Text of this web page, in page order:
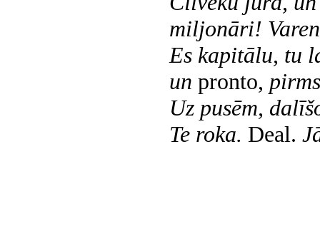
miljonāri!
Es kapitālu, tu
un pronto,
Uz pusēm,
Te roka. Deal.